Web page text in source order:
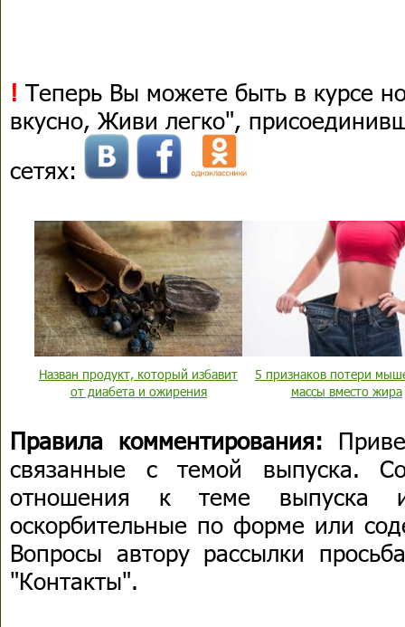
! Теперь Вы можете быть в курсе
вкусно, Живи легко",
сетях:
Назван продукт, который избавит
от диабета и ожирения
5 признаков потери
массы вместо жира
Правила комментирования:
связанные с темой выпуска.
отношения к теме выпуска
оскорбительные по форме или
Вопросы автору рассылки
"Контакты".